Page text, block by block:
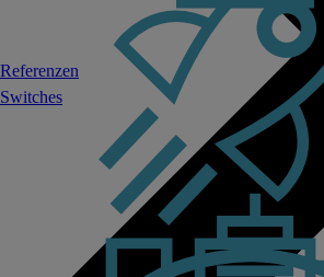
Switches
Referenzen